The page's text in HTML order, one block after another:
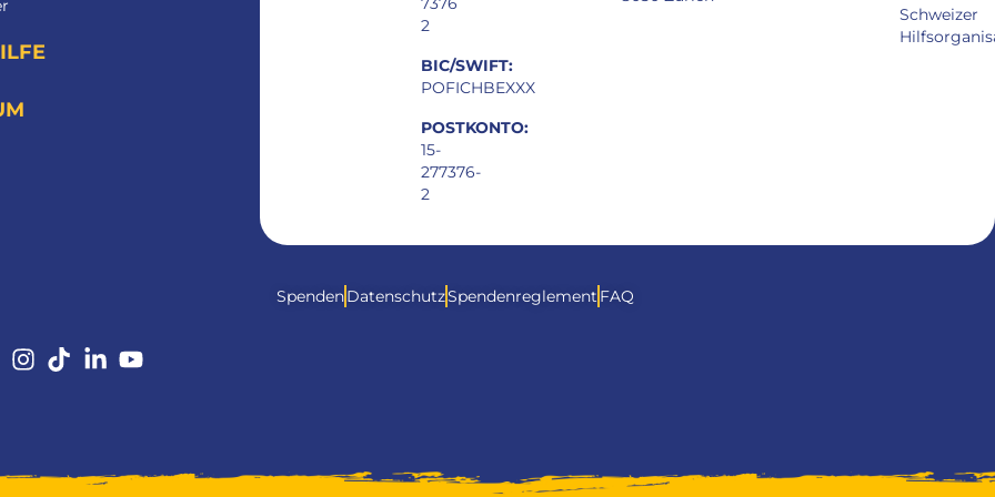
2
BIC/SWIFT:
POFICHBEXXX
POSTKONTO:
15-
277376-
2
Schweizer
SpendenDatenschutzSpendenreglement FAQ